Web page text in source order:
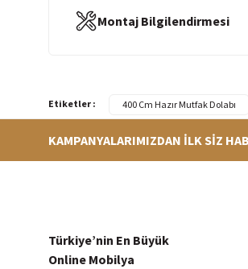
Montaj Bilgilendirmesi
Etiketler : 400 Cm Hazır Mutfak Dolabı
Siparişleriniz en kısa sürede
KAMPANYALARIMIZDAN İLK SİZ
Türkiye’nin En Büyük
Online Mobilya